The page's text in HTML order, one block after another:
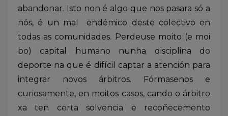
abandonar. Isto non é algo que nos pasara só a
nós, é un mal endémico deste colectivo en
todas as comunidades. Perdeuse moito (e moi
bo) capital humano nunha disciplina do
deporte na que é difícil captar a atención para
integrar novos árbitros. Fórmasenos e
curiosamente, en moitos casos, cando o árbitro
xa ten certa solvencia e recoñecemento